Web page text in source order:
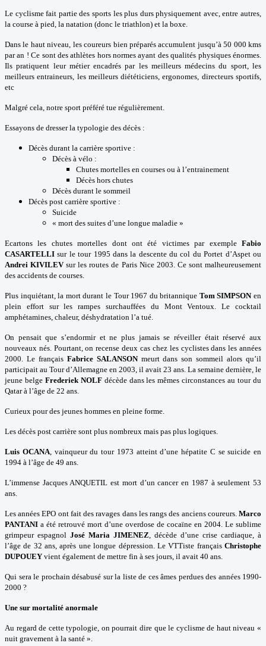
Le cyclisme fait partie des sports les plus durs physiquement avec, entre autres,
la course à pied, la natation (donc le triathlon) et la boxe.
Dans le haut niveau, les coureurs bien préparés accumulent jusqu’à 50 000 kms
par an ! Ce sont des athlètes hors normes ayant des qualités physiques énormes.
Ils pratiquent leur métier encadrés par les meilleurs médecins du sport, les
meilleurs entraineurs, les meilleurs diététiciens, ergonomes, directeurs sportifs,
etc
Malgré cela, notre sport préféré tue régulièrement.
Essayons de dresser la typologie des décès :
Décès durant la carrière sportive :
Décès à vélo :
Chutes mortelles en courses ou à l’entrainement
Décès hors chutes
Décès durant le sommeil
Décès post carrière sportive :
Suicide
« mort des suites d’une longue maladie »
Ecartons les chutes mortelles dont ont été victimes par exemple Fabio
CASARTELLI sur le tour 1995 dans la descente du col du Portet d’Aspet ou
Andrei KIVILEVsur les routes de Paris Nice 2003. Ce sont malheureusement
des accidents de courses.
Plus inquiétant, la mort durant le Tour 1967 du britannique Tom SIMPSONen
plein effort sur les rampes surchauffées du Mont Ventoux. Le cocktail
amphétamines, chaleur, déshydratation l’a tué.
On pensait que s’endormir et ne plus jamais se réveiller était réservé aux
nouveaux nés. Pourtant, on recense deux cas chez les cyclistes dans les années
2000. Le français Fabrice SALANSON meurt dans son sommeil alors qu’il
participait au Tour d’Allemagne en 2003, il avait 23 ans. La semaine dernière, le
jeune belge Frederiek NOLFdécède dans les mêmes circonstances au tour du
Qatar à l’âge de 22 ans.
Curieux pour des jeunes hommes en pleine forme.
Les décès post carrière sont plus nombreux mais pas plus logiques.
Luis OCANA, vainqueur du tour 1973 atteint d’une hépatite C se suicide en
1994 à l’âge de 49 ans.
L’immense Jacques ANQUETIL est mort d’un cancer en 1987 à seulement 53
ans.
Les années EPO ont fait des ravages dans les rangs des anciens coureurs. Marco
PANTANI a été retrouvé mort d’une overdose de cocaïne en 2004. Le sublime
grimpeur espagnol José Maria JIMENEZ , décède d’une crise cardiaque, à
l’âge de 32 ans, après une longue dépression. Le VTTiste français Christophe
DUPOUEY vient également de mettre fin à ses jours, il avait 40 ans.
Qui sera le prochain désabusé sur la liste de ces âmes perdues des années 1990-
2000 ?
Une sur mortalité anormale
Au regard de cette typologie, on pourrait dire que le cyclisme de haut niveau «
nuit gravement à la santé ».